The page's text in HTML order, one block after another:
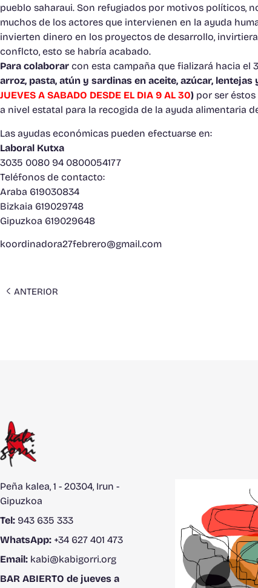
pueblo saharaui. Son refugiados por motivos políticos,
muchos de los actores que intervienen en la ayuda
invierten dinero en los proyectos de desarrollo,
conflcto, esto se habría acabado.
Para colaborar con esta campaña que fializará hacia el
arroz, pasta, atún y sardinas en aceite, azúcar, lentejas
JUEVES A SABADO DESDE EL DIA 9 AL 30) por ser
a nivel estatal para la recogida de la ayuda alimentaria
Las ayudas económicas pueden efectuarse en:
Laboral Kutxa
3035 0080 94 0800054177
Teléfonos de contacto:
Araba 619030834
Bizkaia 619029748
Gipuzkoa 619029648
koordinadora27febrero@gmail.com
ANTERIOR
Peña kalea, 1 - 20304, Irun -
Gipuzkoa
Tel: 943 635 333
WhatsApp: +34 627 401 473
Email: kabi@kabigorri.org
BAR ABIERTO de jueves a